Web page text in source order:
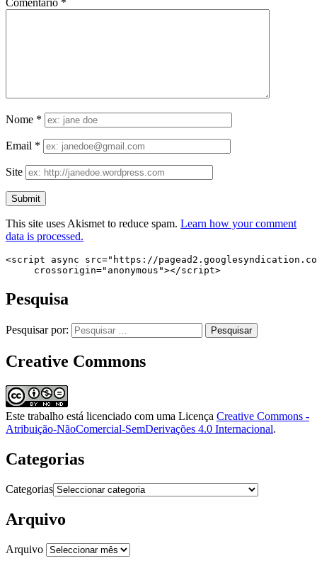
Comentário *
Nome *
Email *
Site
This site uses Akismet to reduce spam. Learn how your comment
data is processed.
<script async src="https://
     crossorigin="anonymous"></script>
Pesquisa
Pesquisar por:
Creative Commons
Este trabalho está licenciado com uma Licença Creative Commons -
Atribuição-NãoComercial-SemDerivações 4.0 Internacional.
Categorias
Categorias
Arquivo
Arquivo